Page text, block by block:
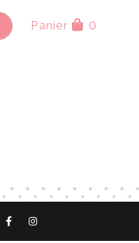
Panier 0